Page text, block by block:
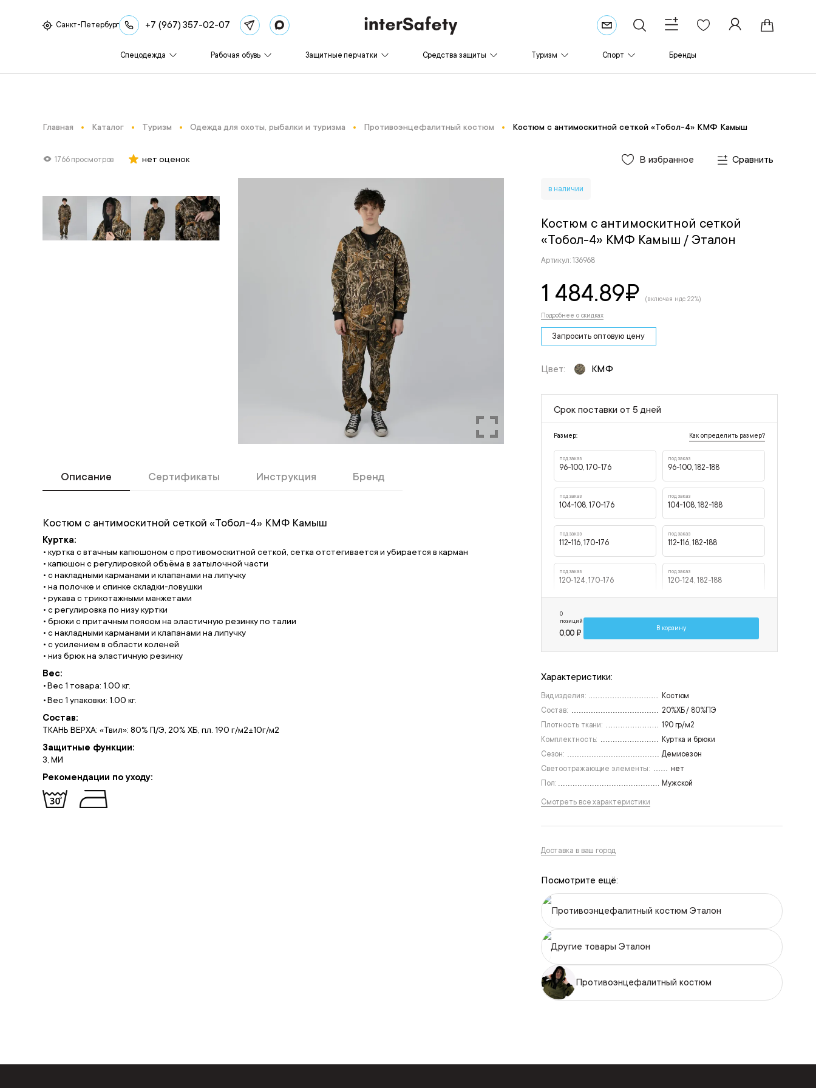
Санкт-Петербург +7 (967) 357-02-07
Спецодежда Рабочая обувь Защитные перчатки Средства защиты Туризм Спорт Бренды
Главная Каталог Туризм Одежда для охоты, рыбалки и туризма Противоэнцефалитный костюм Костюм с антимоскитной сеткой «Тобол-4» КМФ Камыш
1766 просмотров нет оценок В избранное Сравнить
Описание Сертификаты Инструкция Бренд
Костюм с антимоскитной сеткой «Тобол-4» КМФ Камыш
Куртка:
• куртка с втачным капюшоном с противомоскитной сеткой, сетка отстегивается и убирается в карман
• капюшон с регулировкой объёма в затылочной части
• с накладными карманами и клапанами на липучку
• на полочке и спинке складки-ловушки
• рукава с трикотажными манжетами
• с регулировка по низу куртки
• брюки с притачным поясом на эластичную резинку по талии
• с накладными карманами и клапанами на липучку
• с усилением в области коленей
• низ брюк на эластичную резинку
Вес:
Вес 1 товара: 1.00 кг.
Вес 1 упаковки: 1.00 кг.
Состав:
ТКАНЬ ВЕРХА: «Твил»: 80% П/Э, 20% ХБ, пл. 190 г/м2±10г/м2
Защитные функции:
З, МИ
Рекомендации по уходу:
в наличии
Костюм с антимоскитной сеткой
«Тобол-4» КМФ Камыш / Эталон
Артикул: 136968
1 484.89₽ (включая ндс 22%)
Подробнее о скидках
Запросить оптовую цену
Цвет: КМФ
Срок поставки от 5 дней
Размер: Как определить размер?
под заказ
96-100, 170-176
под заказ
96-100, 182-188
под заказ
104-108, 170-176
под заказ
104-108, 182-188
под заказ
112-116, 170-176
под заказ
112-116, 182-188
под заказ
120-124, 170-176
под заказ
120-124, 182-188
0
позиций
0,00 ₽
В корзину
Характеристики:
Вид изделия:
Костюм
Состав:
20%ХБ / 80%ПЭ
Плотность ткани:
190 гр/м2
Комплектность:
Куртка и брюки
Сезон:
Демисезон
Светоотражающие элементы:
нет
Пол:
Мужской
Смотреть все характеристики
Доставка в ваш город
Посмотрите ещё:
Противоэнцефалитный костюм Эталон
Другие товары Эталон
Противоэнцефалитный костюм